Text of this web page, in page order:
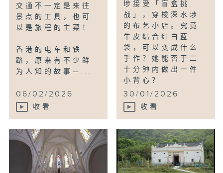
交通不一定是来往
景点的工具，也可
以是旅程的主菜！
香港的电车和铁
路，原来有不少鲜
为人知的故事—...
06/02/2026
收看
埗接受「盲盒挑
战」，穿梭深水埗
的布艺小店。究竟
牛皮结合红白蓝
袋，可以变成什么
手作？她能否于二
十分钟内做出一件
小背心？
...
30/01/2026
收看